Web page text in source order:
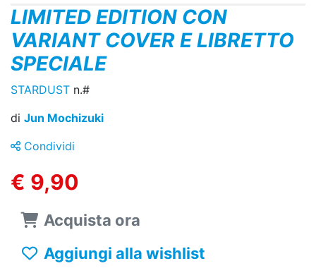
LIMITED EDITION CON
VARIANT COVER E LIBRETTO
SPECIALE
STARDUST n.#
di Jun Mochizuki
Condividi
€ 9,90
Acquista ora
Aggiungi alla wishlist